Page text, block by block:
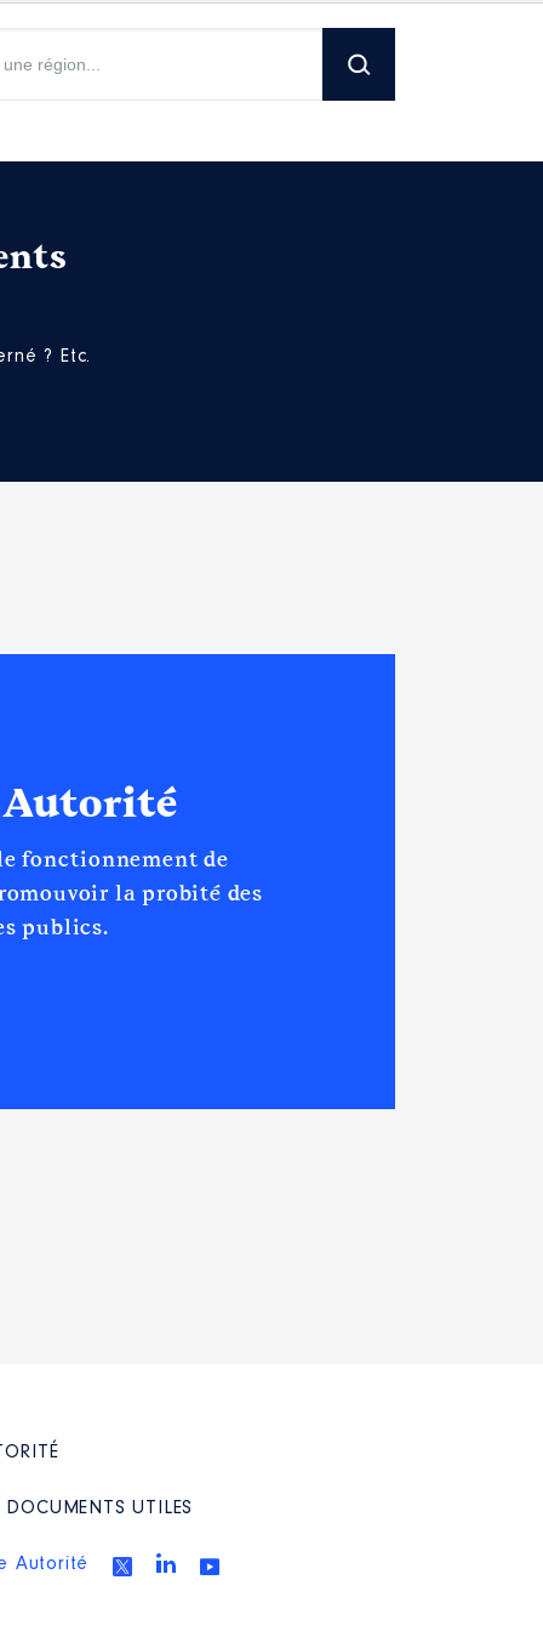
? Etc.
fonctionnement de
la probité des
publics.
DOCUMENTS UTILES
Autorité